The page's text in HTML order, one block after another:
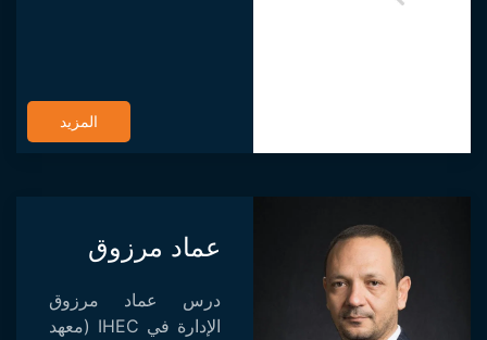
المزيد
عماد مرزوق
درس عماد مرزوق
الإدارة في IHEC (معهد